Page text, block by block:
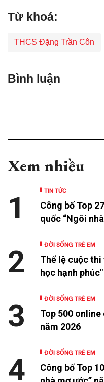
Từ khoá:
THCS Đặng Trần Côn
Bình luận
Xem nhiều
TIN TỨC
Công bố Top
quốc “Ngôi
1
ĐỜI SỐNG TRẺ EM
Thể lệ cuộc thi
học hạnh
2
ĐỜI SỐNG TRẺ EM
Top 500 online
năm 2026
3
ĐỜI SỐNG TRẺ EM
Công bố Top
4